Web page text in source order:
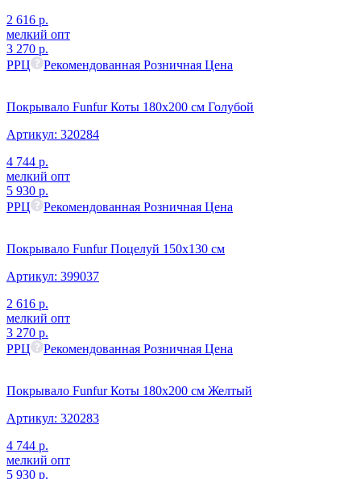
2 616 р.
мелкий опт
3 270 р.
РРЦ
Рекомендованная Розничная Цена
Покрывало Funfur Коты 180х200 см Голубой
Артикул: 320284
4 744 р.
мелкий опт
5 930 р.
РРЦ
Рекомендованная Розничная Цена
Покрывало Funfur Поцелуй 150х130 см
Артикул: 399037
2 616 р.
мелкий опт
3 270 р.
РРЦ
Рекомендованная Розничная Цена
Покрывало Funfur Коты 180х200 см Желтый
Артикул: 320283
4 744 р.
мелкий опт
5 930 р.